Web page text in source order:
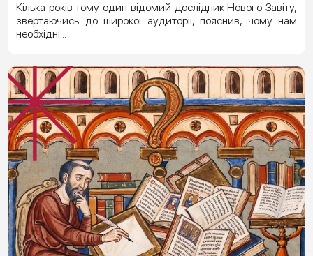
Кілька років тому один відомий дослідник Нового Завіту,
звертаючись до широкої аудиторії, пояснив, чому нам
необхідні...